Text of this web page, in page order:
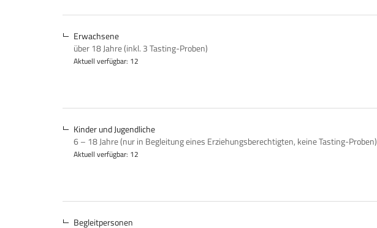
Produkte
Erwachsene
über 18 Jahre (inkl. 3 Tasting-Proben)
Aktuell verfügbar: 12
Kinder und Jugendliche
6 – 18 Jahre (nur in Begleitung eines Erziehungsberechtigten, keine Tasting-Proben)
Aktuell verfügbar: 12
Begleitpersonen